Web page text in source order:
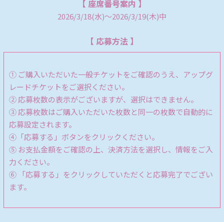
【 座席番号案内 】
2026/3/18(水)～2026/3/19(木)中
【 応募方法 】
① ご購入いただいた一般チケットをご確認のうえ、アップグ
レードチケットをご選択ください。
② 応募枚数の表示がございますが、選択はできません。
③ 応募枚数はご購入いただいた枚数と同一の枚数で自動的に
応募設定されます。
④「応募する」ボタンをクリックください。
⑤ お支払金額をご確認の上、決済方法を選択し、情報をご入
力ください。
⑥ 「応募する」をクリックしていただくと応募完了でござい
ます。